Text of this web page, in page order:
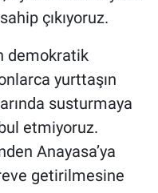
çıkıyoruz.
demokratik
yurttaşın
susturmaya
etmiyoruz.
Anayasa’ya
getirilmesine